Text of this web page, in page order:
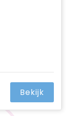
Bekijk